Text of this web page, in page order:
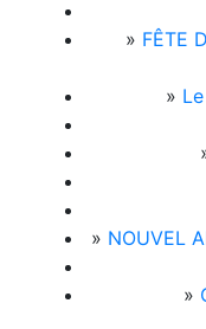
» FÊTE
»
» NOUVEL
»